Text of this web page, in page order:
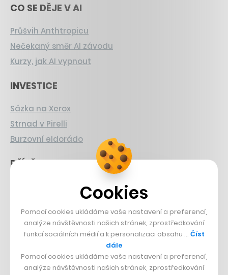
CO SE DĚJE V AI
Průšvih Anthtropicu
Nečekaný směr AI závodu
Kurzy, jak AI vypnout
INVESTICE
Sázka na Xerox
Strnad v Pirelli
Burzovní eldorádo
PŘÍBĚHY Z GASTRA
Boční projekt, co se zvrtnul
Francouzský šéfkuchař na Šumavě
Dva golfisti, co pečou
Bomma není tichá
Cookies
Pomocí cookies ukládáme vaše nastavení a preferencí,
analýze návštěvnosti našich stránek, zprostředkování
funkcí sociálních médií a k personalizaci obsahu … Číst
dále
Pomocí cookies ukládáme vaše nastavení a preferencí,
analýze návštěvnosti našich stránek, zprostředkování